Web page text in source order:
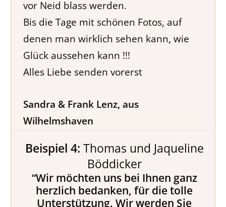
vor Neid blass werden.
Bis die Tage mit schönen Fotos, auf
denen man wirklich sehen kann, wie
Glück aussehen kann !!!
Alles Liebe senden vorerst
Sandra & Frank Lenz, aus
Wilhelmshaven
Beispiel 4: Thomas und Jaqueline
Böddicker
“Wir möchten uns bei Ihnen ganz
herzlich bedanken, für die tolle
Unterstützung. Wir werden Sie